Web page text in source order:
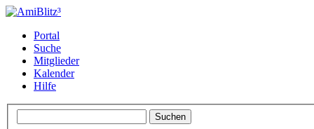
Portal
Suche
Mitglieder
Kalender
Hilfe